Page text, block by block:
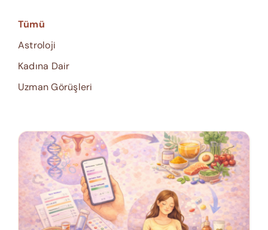
Tümü
Astroloji
Kadına Dair
Uzman Görüşleri